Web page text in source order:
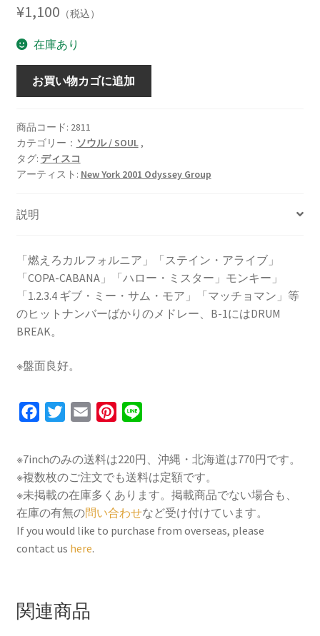
¥1,100 （税込）
在庫あり
コ
総
決
算’78
vinyl
お買い物カゴに追加
商品コード: 2811
カテゴリー： ソウル / SOUL,
タグ: ディスコ
アーティスト: New York 2001 Odyssey Group
説明
「燃えろカルフォルニア」「ステイン・アライブ」
「COPA-CABANA」「ハロー・ミスター」モンキー」
「1.2.3.4 ギブ・ミー・サム・モア」「マッチョマン」等
のヒットナンバーばかりのメドレー、B-1にはDRUM
BREAK。
※盤面良好。
c
e
b
o
o
k
i
t
t
e
r
a
i
l
n
t
e
r
e
n
e
※7inchのみの送料は220円、沖縄・北海道は770円です。
※複数枚のご注文でも送料は定額です。
※未掲載の在庫多くあります。掲載商品でない場合も、
在庫の有無の問い合わせなど受け付けています。
If you would like to purchase from overseas, please
contact us here.
関連商品